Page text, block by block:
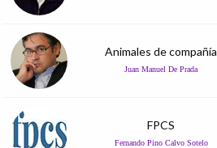
Animales de compañía
Juan Manuel De Prada
FPCS
Fernando Pino Calvo Sotelo